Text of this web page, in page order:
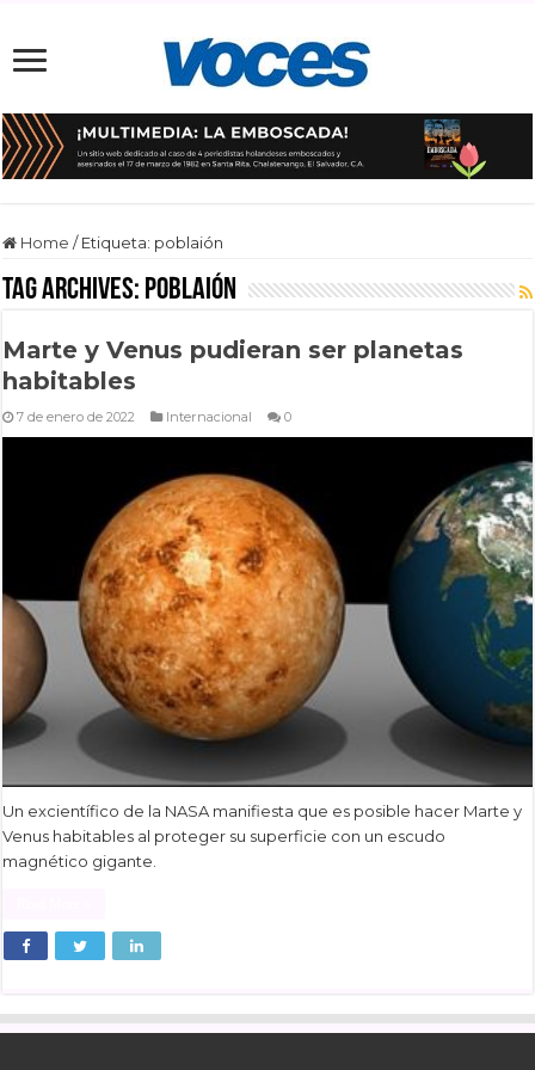
Home / Etiqueta: poblaión
Tag Archives: poblaión
Marte y Venus pudieran ser planetas
habitables
7 de enero de 2022 Internacional 0
Un excientífico de la NASA manifiesta que es posible hacer Marte y
Venus habitables al proteger su superficie con un escudo
magnético gigante.